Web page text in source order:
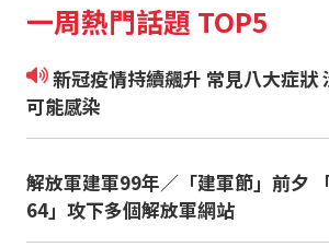
一周熱門話題 TOP5
新冠疫情持續飆升 常見八大症狀 沒發燒也
可能感染
解放軍建軍99年／「建軍節」前夕
64」攻下多個解放軍網站